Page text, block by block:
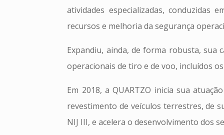
atividades especializadas, conduzidas
recursos e melhoria da segurança
Expandiu, ainda, de forma robusta, sua
operacionais de tiro e de voo, incluídos
Em 2018, a QUARTZO inicia sua
revestimento de veículos terrestres, de
NIJ III, e acelera o desenvolvimento dos